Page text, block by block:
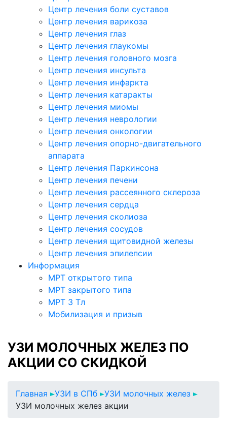
Центр лечения боли суставов
Центр лечения варикоза
Центр лечения глаз
Центр лечения глаукомы
Центр лечения головного мозга
Центр лечения инсульта
Центр лечения инфаркта
Центр лечения катаракты
Центр лечения миомы
Центр лечения неврологии
Центр лечения онкологии
Центр лечения опорно-двигательного
аппарата
Центр лечения Паркинсона
Центр лечения печени
Центр лечения рассеянного склероза
Центр лечения сердца
Центр лечения сколиоза
Центр лечения сосудов
Центр лечения щитовидной железы
Центр лечения эпилепсии
Информация
МРТ открытого типа
МРТ закрытого типа
МРТ 3 Тл
Мобилизация и призыв
УЗИ МОЛОЧНЫХ ЖЕЛЕЗ ПО
АКЦИИ СО СКИДКОЙ
Главная УЗИ в СПб
УЗИ молочных желез
УЗИ молочных желез акции